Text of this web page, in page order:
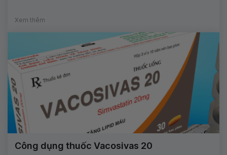
Xem thêm
Công dụng thuốc Vacosivas 20